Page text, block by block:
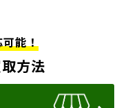
能！
方法